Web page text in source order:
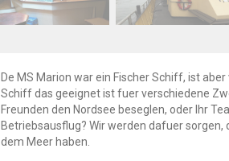
De MS Marion war ein Fischer Schiff, ist
Schiff das geeignet ist fuer verschiedene
Freunden den Nordsee beseglen, oder Ihr
Betriebsausflug? Wir werden dafuer sorgen,
dem Meer haben.